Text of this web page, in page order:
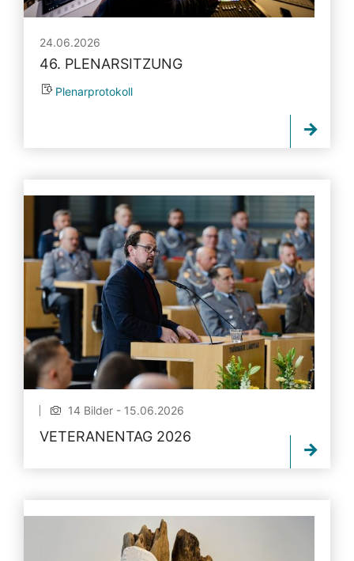
24.06.2026
46. PLENARSITZUNG
Plenarprotokoll
14 Bilder - 15.06.2026
VETERANENTAG 2026